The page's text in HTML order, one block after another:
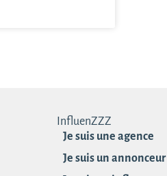
InfluenZZZ
Je suis une agence
Je suis un annonceur